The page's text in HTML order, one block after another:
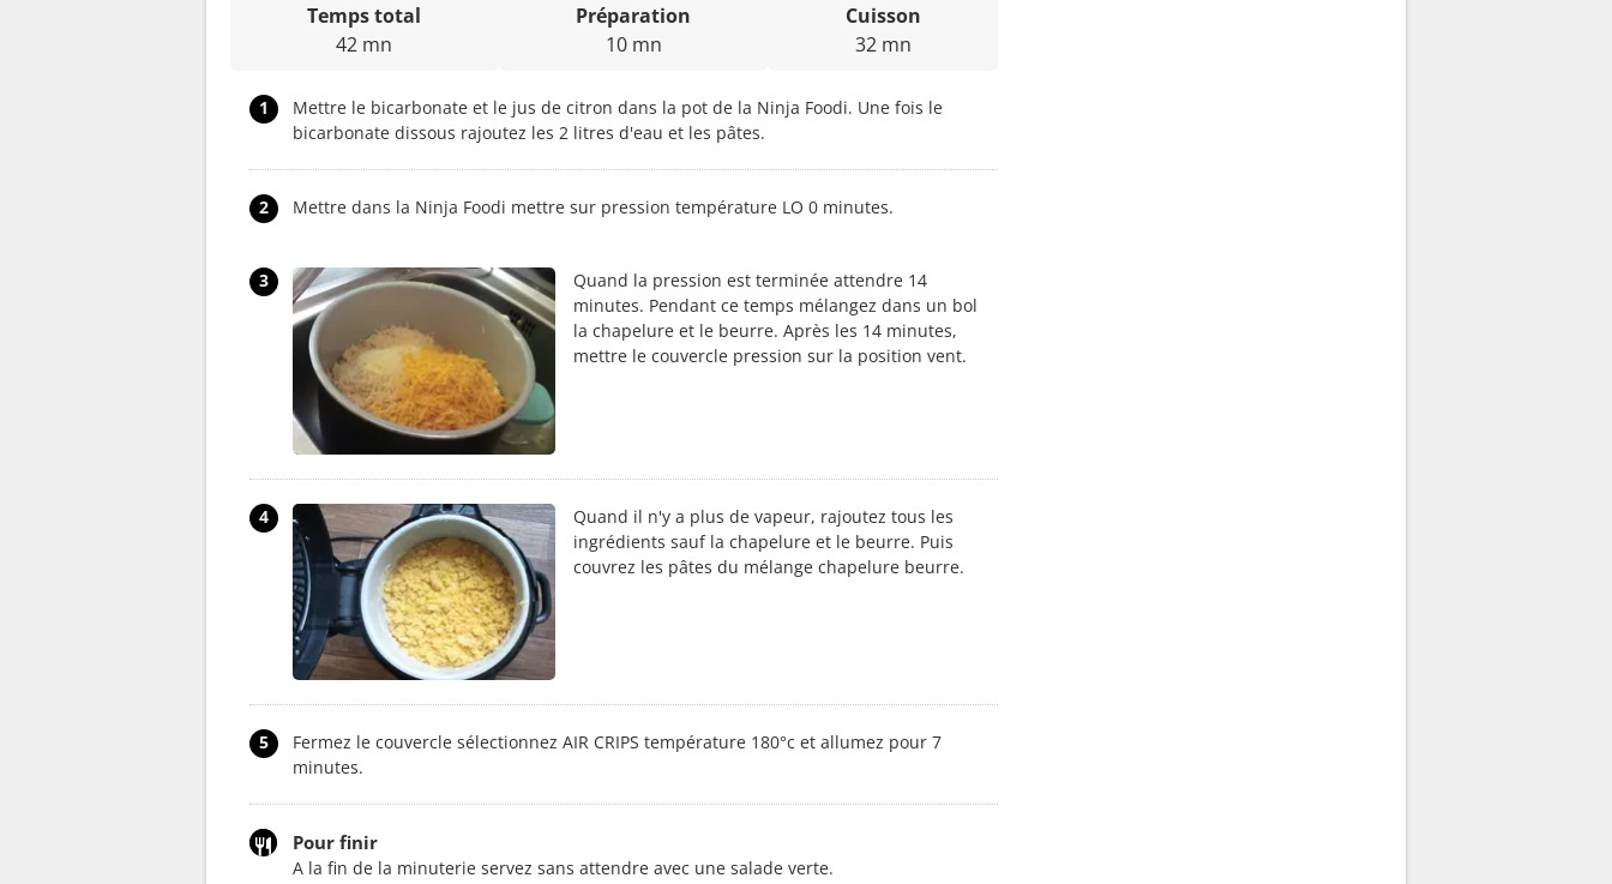
Temps total
42 mn
Préparation
10 mn
Cuisson
32 mn
1
Mettre le bicarbonate et le jus de citron dans la pot de la Ninja Foodi. Une fois le
bicarbonate dissous rajoutez les 2 litres d'eau et les pâtes.
2 Mettre dans la Ninja Foodi mettre sur pression température LO 0 minutes.
3
Quand la pression est terminée attendre 14
minutes. Pendant ce temps mélangez dans un bol
la chapelure et le beurre. Après les 14 minutes,
mettre le couvercle pression sur la position vent.
4
Quand il n'y a plus de vapeur, rajoutez tous les
ingrédients sauf la chapelure et le beurre. Puis
couvrez les pâtes du mélange chapelure beurre.
5
Fermez le couvercle sélectionnez AIR CRIPS température 180°c et allumez pour 7
minutes.
Pour finir
A la fin de la minuterie servez sans attendre avec une salade verte.